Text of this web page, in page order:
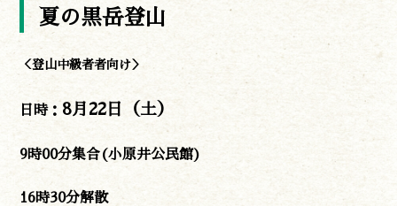
夏の黒岳登山
＜登山中級者者向け＞
日時： 8月22日（土）
9時00分集合(小原井公民館)
16時30分解散